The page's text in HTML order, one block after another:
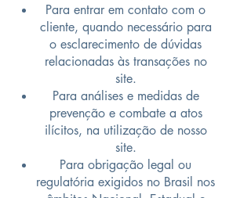
Para entrar em contato com o
cliente, quando necessário para
o esclarecimento de dúvidas
relacionadas às transações no
site.
Para análises e medidas de
prevenção e combate a atos
ilícitos, na utilização de nosso
site.
Para obrigação legal ou
regulatória exigidos no Brasil nos